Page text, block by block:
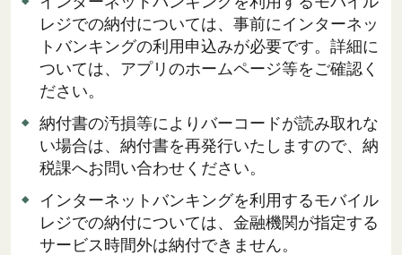
レジでの納付については、事前にインターネッ
トバンキングの利用申込みが必要です。詳細に
ついては、アプリのホームページ等をご確認く
ださい。
納付書の汚損等によりバーコードが読み取れな
い場合は、納付書を再発行いたしますので、納
税課へお問い合わせください。
インターネットバンキングを利用するモバイル
レジでの納付については、金融機関が指定する
サービス時間外は納付できません。